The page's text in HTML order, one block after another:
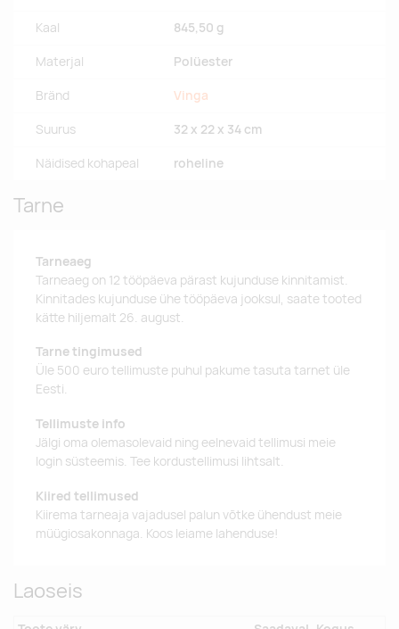
Kaal 845,50 g
Materjal Polüester
Bränd Vinga
Suurus 32 x 22 x 34 cm
Näidised kohapeal roheline
Tarne
Tarneaeg
Tarneaeg on 12 tööpäeva pärast kujunduse kinnitamist.
Kinnitades kujunduse ühe tööpäeva jooksul, saate tooted
kätte hiljemalt 26. august.
Tarne tingimused
Üle 500 euro tellimuste puhul pakume tasuta tarnet üle
Eesti.
Tellimuste info
Jälgi oma olemasolevaid ning eelnevaid tellimusi meie
login süsteemis. Tee kordustellimusi lihtsalt.
Kiired tellimused
Kiirema tarneaja vajadusel palun võtke ühendust meie
müügiosakonnaga. Koos leiame lahenduse!
Laoseis